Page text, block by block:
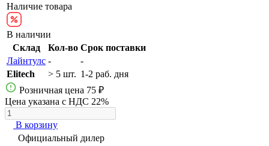
Наличие товара
В наличии
Склад
Кол-во Срок поставки
Лайнтулс -
-
Elitech
> 5 шт. 1-2 раб. дня
Розничная цена 75 ₽
Цена указана с НДС 22%
В корзину
Официальный дилер